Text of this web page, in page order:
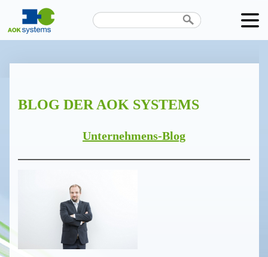
BLOG DER AOK SYSTEMS
Unternehmens-Blog
Karriere
Termine
Kontakt
Datenschutz